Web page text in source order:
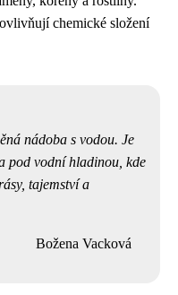
chemické složení
nádoba s vodou. Je
pod vodní hladinou, kde
tajemství a
Božena Vacková